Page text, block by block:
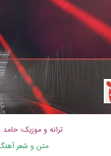
ترانه و موزیک:
متن و شعر